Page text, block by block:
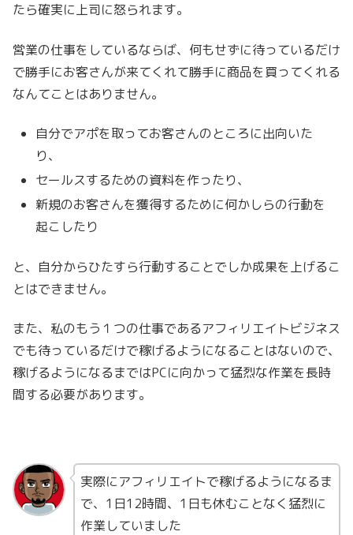
たら確実に上司に怒られます。
営業の仕事をしているならば、何もせずに待っているだけ
で勝手にお客さんが来てくれて勝手に商品を買ってくれる
なんてことはありません。
自分でアポを取ってお客さんのところに出向いた
り、
セールスするための資料を作ったり、
新規のお客さんを獲得するために何かしらの行動を
起こしたり
と、自分からひたすら行動することでしか成果を上げるこ
とはできません。
また、私のもう１つの仕事であるアフィリエイトビジネス
でも待っているだけで稼げるようになることはないので、
稼げるようになるまではPCに向かって猛烈な作業を長時
間する必要があります。
実際にアフィリエイトで稼げるようになるま
で、1日12時間、1日も休むことなく猛烈に
作業していました